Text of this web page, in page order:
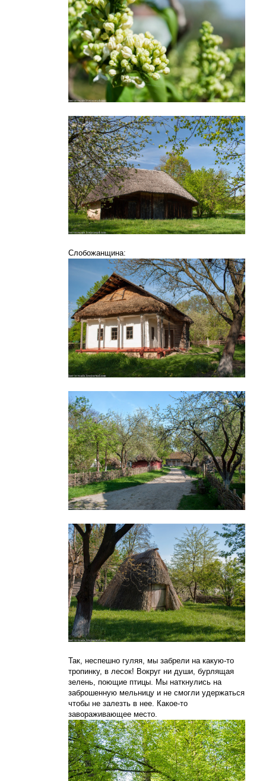
Слобожанщина:
Так, неспешно гуляя, мы забрели на какую-то
тропинку, в лесок! Вокруг ни души, бурлящая
зелень, поющие птицы. Мы наткнулись на
заброшенную мельницу и не смогли удержаться
чтобы не залезть в нее. Какое-то
завораживающее место.